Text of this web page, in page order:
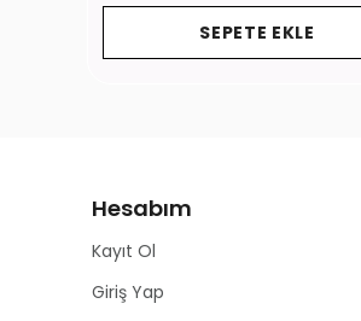
SEPETE EKLE
Hesabım
Kayıt Ol
Giriş Yap